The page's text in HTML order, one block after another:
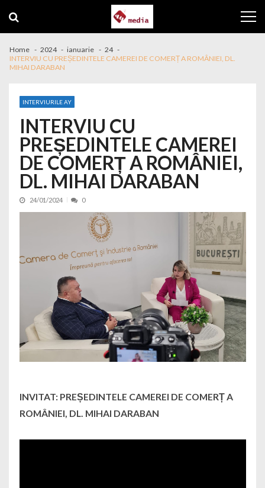
Home 2024 ianuarie
24
INTERVIU CU PREȘEDINTELE CAMEREI DE COMERȚ A ROMÂNIEI, DL.
MIHAI DARABAN
INTERVIURILE AY
INTERVIU CU
PREȘEDINTELE CAMEREI
DE COMERȚ A ROMÂNIEI,
DL. MIHAI DARABAN
24/01/2024 0
INVITAT: PREȘEDINTELE CAMEREI DE COMERȚ A
ROMÂNIEI, DL. MIHAI DARABAN